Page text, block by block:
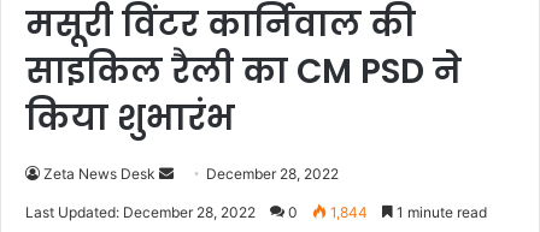
मसूरी विंटर कार्निवाल की
साइकिल रैली का CM PSD ने
किया शुभारंभ
Zeta News Desk December 28, 2022
Last Updated: December 28, 2022 0 1,844 1 minute read